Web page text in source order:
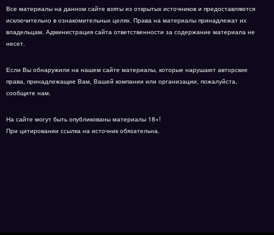
Все материалы на данном сайте взяты из открытых источников и предоставляются
исключительно в ознакомительных целях. Права на материалы принадлежат их
владельцам. Администрация сайта ответственности за содержание материала не
несет.
Если Вы обнаружили на нашем сайте материалы, которые нарушают авторские
права, принадлежащие Вам, Вашей компании или организации, пожалуйста,
сообщите нам.
На сайте могут быть опубликованы материалы 18+!
При цитировании ссылка на источник обязательна.